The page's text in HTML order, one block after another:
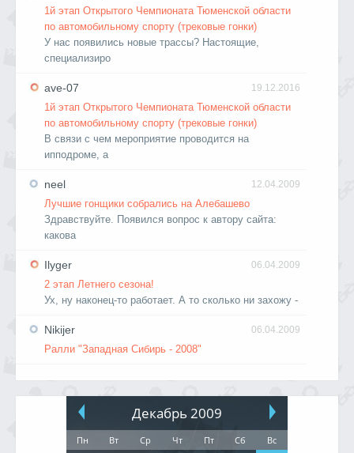
1й этап Открытого Чемпионата Тюменской области
по автомобильному спорту (трековые гонки)
У нас появились новые трассы? Настоящие,
специализиро
19.12.2016
ave-07
1й этап Открытого Чемпионата Тюменской области
по автомобильному спорту (трековые гонки)
В связи с чем мероприятие проводится на
ипподроме, а
12.04.2009
neel
Лучшие гонщики собрались на Алебашево
Здравствуйте. Появился вопрос к автору сайта:
какова
06.04.2009
Ilyger
2 этап Летнего сезона!
Ух, ну наконец-то работает. А то сколько ни захожу -
06.04.2009
Nikijer
Ралли "Западная Сибирь - 2008"
Декабрь 2009
Пн Вт Ср Чт Пт Сб
Вс